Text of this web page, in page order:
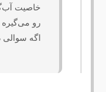
اگه سوالی